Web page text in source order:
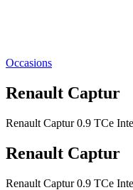
Occasions
Renault Captur
Renault Captur 0.9 TCe
Renault Captur
Renault Captur 0.9 TCe